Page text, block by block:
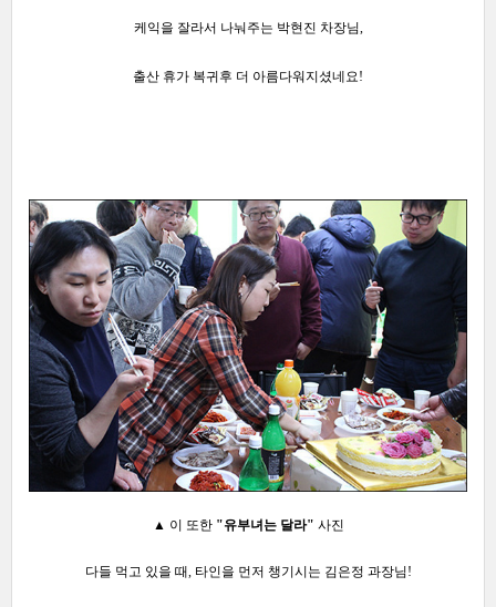
케익을 잘라서 나눠주는 박현진 차장님,
출산 휴가 복귀후 더 아름다워지셨네요!
▲ 이 또한 "유부녀는 달라" 사진
다들 먹고 있을 때, 타인을 먼저 챙기시는 김은정 과장님!